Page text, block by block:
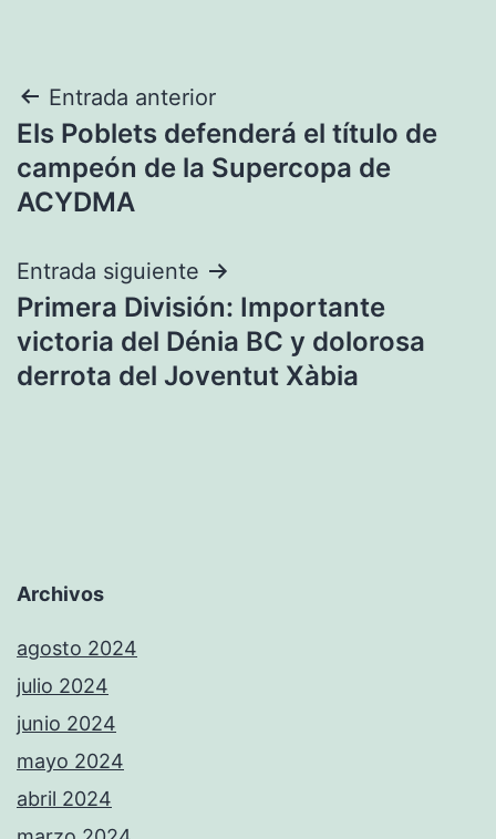
Navegación
de
entradas
Entrada anterior
Els Poblets defenderá el título de
campeón de la Supercopa de
ACYDMA
Entrada siguiente
Primera División: Importante
victoria del Dénia BC y dolorosa
derrota del Joventut Xàbia
Archivos
agosto 2024
julio 2024
junio 2024
mayo 2024
abril 2024